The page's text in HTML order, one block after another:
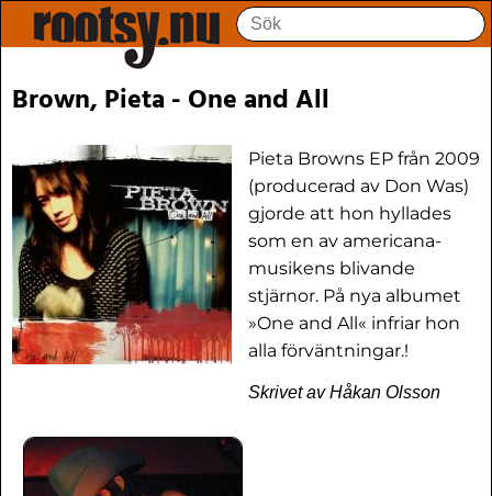
Brown, Pieta - One and All
Pieta Browns EP från 2009
(producerad av Don Was)
gjorde att hon hyllades
som en av americana-
musikens blivande
stjärnor. På nya albumet
»One and All« infriar hon
alla förväntningar.!
Skrivet av Håkan Olsson